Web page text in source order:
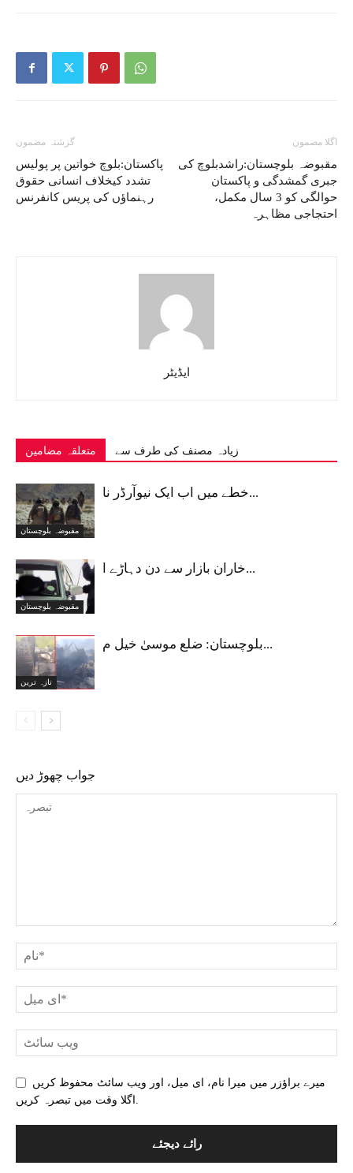
گزشتہ مضمون
پاکستان:بلوچ خواتین پر پولیس
تشدد کیخلاف انسانی حقوق
رہنماؤں کی پریس کانفرنس
اگلا مضمون
مقبوضہ بلوچستان:راشدبلوچ کی
جبری گمشدگی و پاکستان
حوالگی کو 3 سال مکمل،
احتجاجی مظاہرہ
ایڈیٹر
متعلقہ مضامین زیادہ مصنف کی طرف سے
مقبوضہ بلوچستان
خطے میں اب ایک نیوآرڈر نا...
مقبوضہ بلوچستان
خاران بازار سے دن دہاڑے ا...
تازہ ترین
بلوچستان: ضلع موسیٰ خیل م...
جواب چھوڑ دیں
میرے براؤزر میں میرا نام، ای میل، اور ویب سائٹ محفوظ کریں